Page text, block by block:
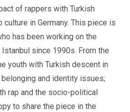
of rappers with Turkish
in Germany. This piece is
has been working on the
since 1990s. From the
youth with Turkish descent in
belonging and identity issues;
rap and the socio-political
to share the piece in the